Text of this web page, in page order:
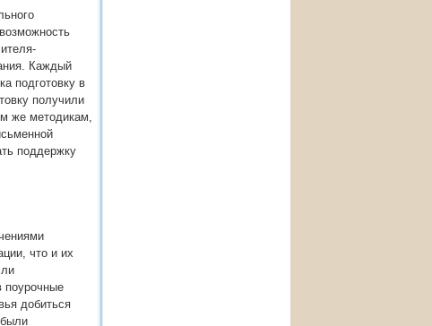
Каждый
подготовку в
получили
же методикам,
поддержку
что и их
поурочные
добиться